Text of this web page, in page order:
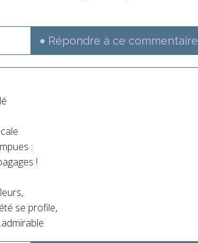
Répondre à ce commentaire
:
!
se profile,